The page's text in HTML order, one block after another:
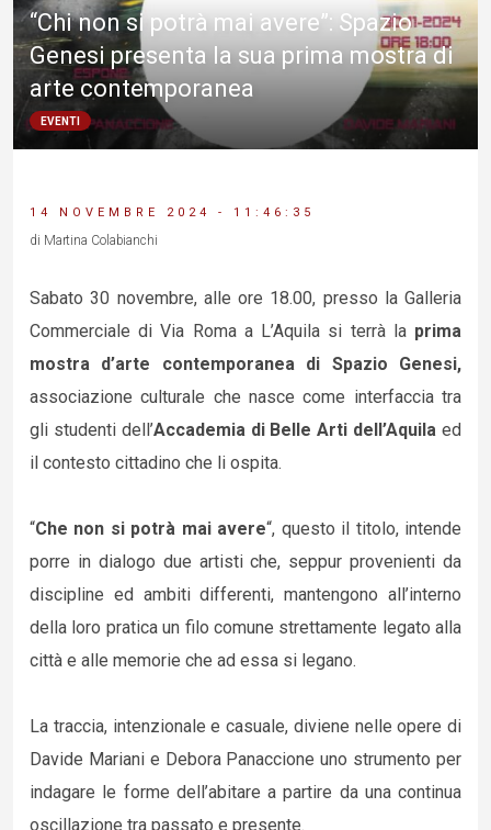
“Chi non si potrà mai avere”: Spazio
Genesi presenta la sua prima mostra di
arte contemporanea
EVENTI
14 NOVEMBRE 2024 - 11:46:35
di Martina Colabianchi
Sabato 30 novembre, alle ore 18.00, presso la Galleria
Commerciale di Via Roma a L’Aquila si terrà la prima
mostra d’arte contemporanea di Spazio Genesi,
associazione culturale che nasce come interfaccia tra
gli studenti dell’Accademia di Belle Arti dell’Aquilaed
il contesto cittadino che li ospita.
“Che non si potrà mai avere“, questo il titolo, intende
porre in dialogo due artisti che, seppur provenienti da
discipline ed ambiti differenti, mantengono all’interno
della loro pratica un filo comune strettamente legato alla
città e alle memorie che ad essa si legano.
La traccia, intenzionale e casuale, diviene nelle opere di
Davide Mariani e Debora Panaccione uno strumento per
indagare le forme dell’abitare a partire da una continua
oscillazione tra passato e presente.